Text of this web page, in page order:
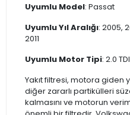
Uyumlu Model: Passat
Uyumlu Yıl Aralığı: 2005,
2011
Uyumlu Motor Tipi: 2.0 TDI
Yakıt filtresi, motora giden
diğer zararlı partikülleri
kalmasını ve motorun